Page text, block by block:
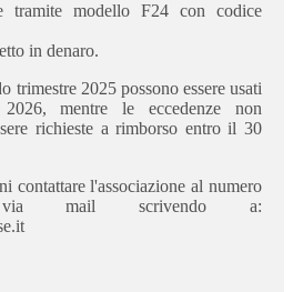
tramite modello F24 con codice
in denaro.
trimestre 2025 possono essere usati
mentre le eccedenze non
richieste a rimborso entro il 30
contattare l'associazione al numero
mail scrivendo a: